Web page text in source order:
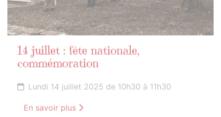
14 juillet : fête nationale,
commémoration
Lundi 14 juillet 2025 de 10h30 à 11h30
En savoir plus